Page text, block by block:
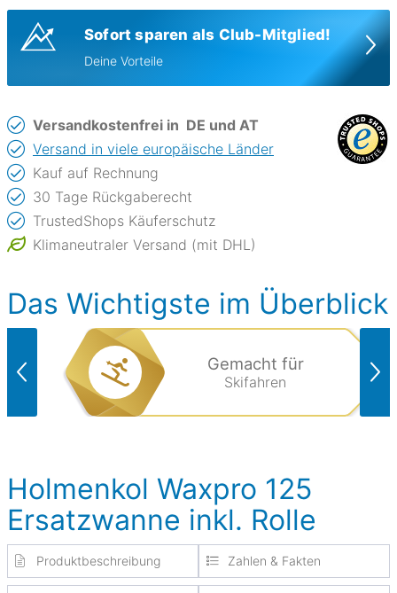
Sofort sparen als Club-Mitglied!
Deine Vorteile
Versandkostenfrei in DE und AT
Versand in viele europäische Länder
Kauf auf Rechnung
30 Tage Rückgaberecht
TrustedShops Käuferschutz
Klimaneutraler Versand (mit DHL)
Das Wichtigste im Überblick
Gemacht für
Skifahren
Holmenkol Waxpro 125
Ersatzwanne inkl. Rolle
Produktbeschreibung Zahlen & Fakten